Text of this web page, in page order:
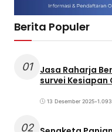
Berita Populer
01
Jasa Raharja
survei Kesiapan
13 Desember 2025•
02